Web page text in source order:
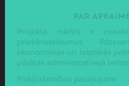
PAR
Projekta mērķis ir
priekšnoteikumus
ekonomiskās un telpiskās
pilsētas administratīvajā
Piekļūstamības paziņojums